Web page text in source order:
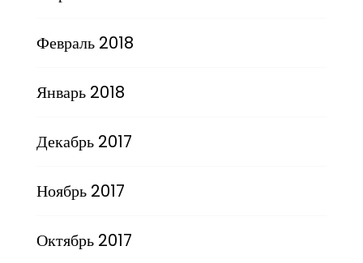
Февраль 2018
Январь 2018
Декабрь 2017
Ноябрь 2017
Октябрь 2017